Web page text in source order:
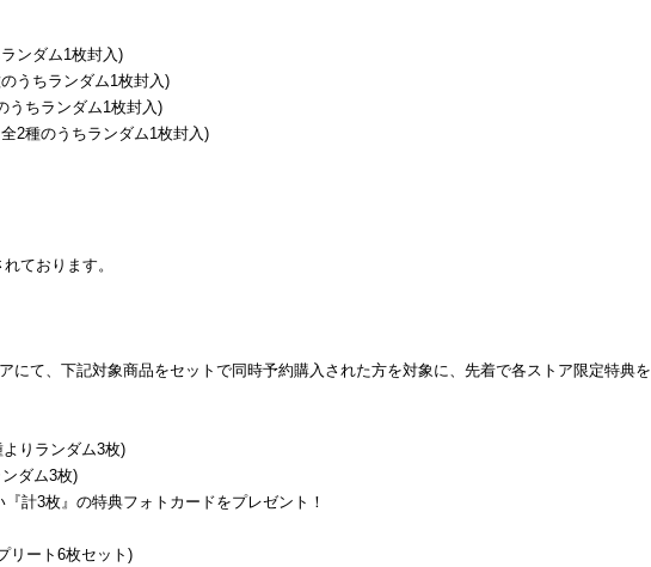
ンダム1枚封入)
うちランダム1枚封入)
うちランダム1枚封入)
2種のうちランダム1枚封入)
ております。
て、下記対象商品をセットで同時予約購入された方を対象に、先着で各ストア限定特典を
りランダム3枚)
ダム3枚)
計3枚』の特典フォトカードをプレゼント！
リート6枚セット)